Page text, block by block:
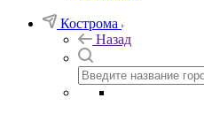
Кострома
Назад